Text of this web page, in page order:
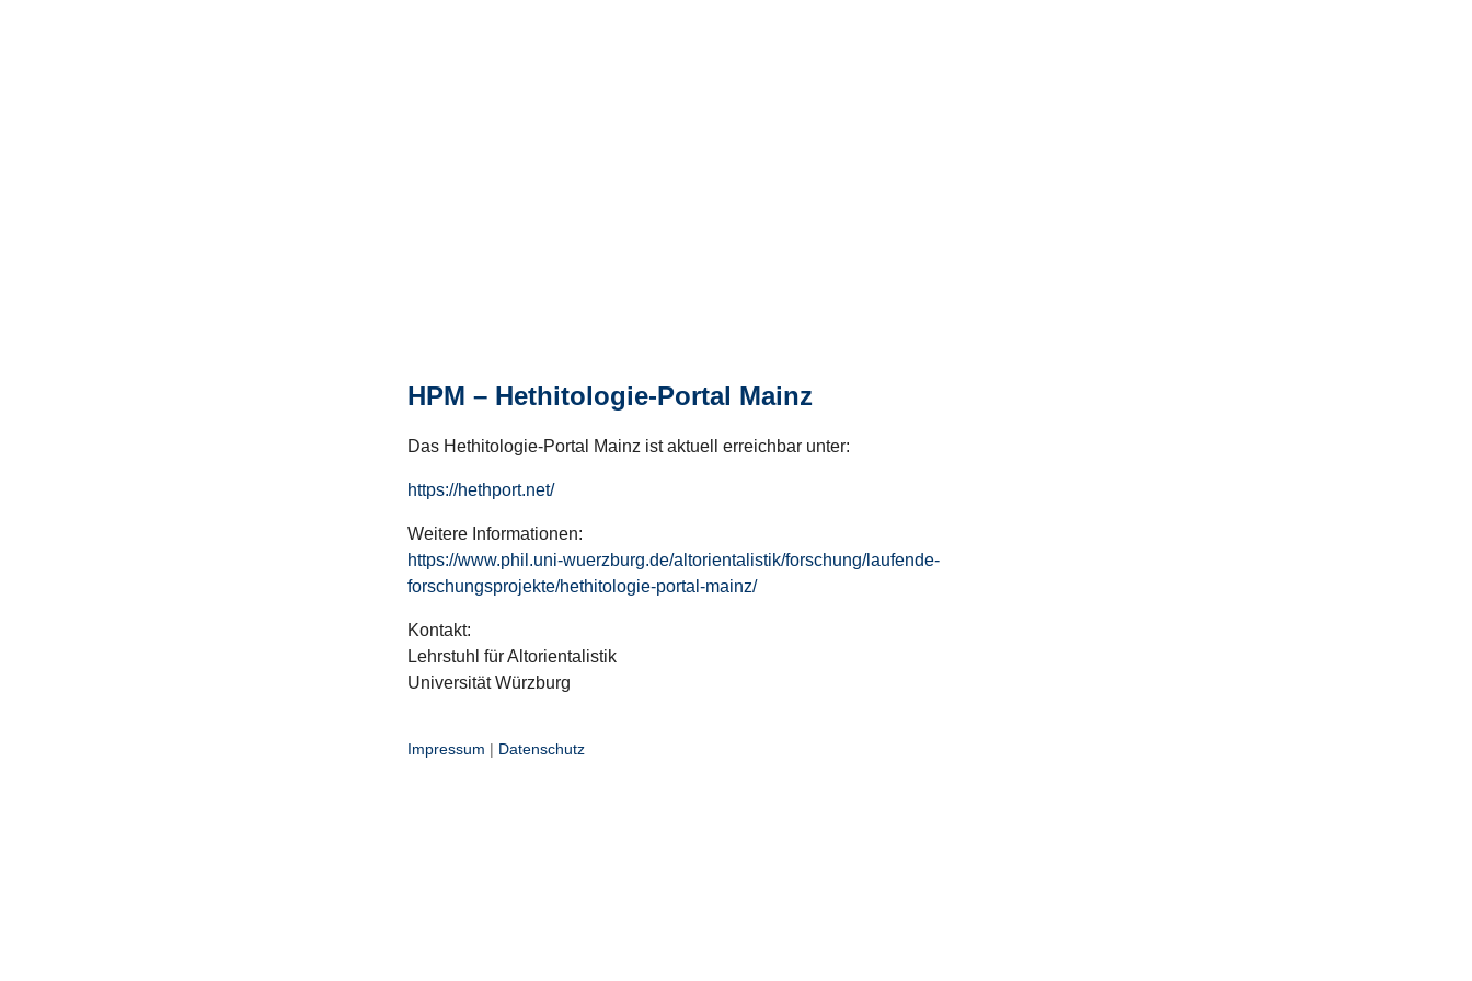
HPM – Hethitologie-Portal Mainz
Das Hethitologie-Portal Mainz ist aktuell erreichbar unter:
https://hethport.net/
Weitere Informationen:
https://www.phil.uni-wuerzburg.de/altorientalistik/forschung/laufende-
forschungsprojekte/hethitologie-portal-mainz/
Kontakt:
Lehrstuhl für Altorientalistik
Universität Würzburg
Impressum | Datenschutz